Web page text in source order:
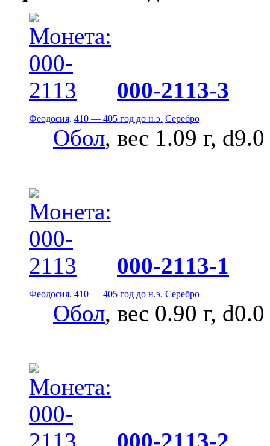
000-2113-3
Феодосия. 410 — 405 год до н.э. Серебро
Обол, вес 1.09 г,
000-2113-1
Феодосия. 410 — 405 год до н.э. Серебро
Обол, вес 0.90 г,